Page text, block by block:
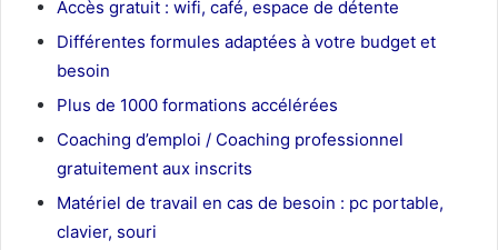
Accès gratuit : wifi, café, espace de détente
Différentes formules adaptées à votre budget et
besoin
Plus de 1000 formations accélérées
Coaching d’emploi / Coaching professionnel
gratuitement aux inscrits
Matériel de travail en cas de besoin : pc portable,
clavier, souri